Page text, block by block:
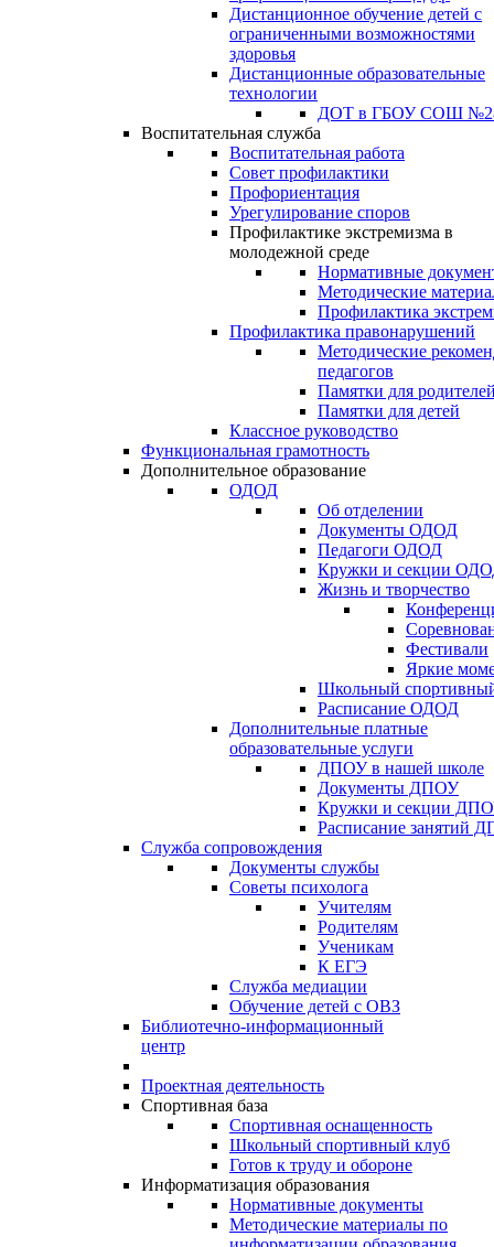
Дистанционное обучение детей с
ограниченными возможностями
здоровья
Дистанционные образовательные
технологии
ДОТ в ГБОУ СОШ
Воспитательная служба
Воспитательная работа
Совет профилактики
Профориентация
Урегулирование споров
Профилактике экстремизма в
молодежной среде
Нормативные
Методические
Профилактика
Профилактика правонарушений
Методические
педагогов
Памятки для
Памятки для детей
Классное руководство
Функциональная грамотность
Дополнительное образование
ОДОД
Об отделении
Документы ОДОД
Педагоги ОДОД
Кружки и секции
Жизнь и творчество
Фестивали
Яркие
Школьный
Расписание ОДОД
Дополнительные платные
образовательные услуги
ДПОУ в нашей школе
Документы ДПОУ
Кружки и секции
Расписание занятий
Служба сопровождения
Документы службы
Советы психолога
Учителям
Родителям
Ученикам
К ЕГЭ
Служба медиации
Обучение детей с ОВЗ
Библиотечно-информационный
центр
Проектная деятельность
Спортивная база
Спортивная оснащенность
Школьный спортивный клуб
Готов к труду и обороне
Информатизация образования
Нормативные документы
Методические материалы по